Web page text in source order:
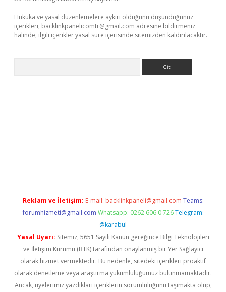
Hukuka ve yasal düzenlemelere aykırı olduğunu düşündüğünüz
içerikleri, backlinkpanelicomtr@gmail.com adresine bildirmeniz
halinde, ilgili içerikler yasal süre içerisinde sitemizden kaldırılacaktır.
Reklam ve İletişim: E-mail: backlinkpaneli@gmail.com Teams:
forumhizmeti@gmail.com Whatsapp: 0262 606 0 726 Telegram:
@karabul
Yasal Uyarı: Sitemiz, 5651 Sayılı Kanun gereğince Bilgi Teknolojileri
ve İletişim Kurumu (BTK) tarafından onaylanmış bir Yer Sağlayıcı
olarak hizmet vermektedir. Bu nedenle, sitedeki içerikleri proaktif
olarak denetleme veya araştırma yükümlülüğümüz bulunmamaktadır.
Ancak, üyelerimiz yazdıkları içeriklerin sorumluluğunu taşımakta olup,